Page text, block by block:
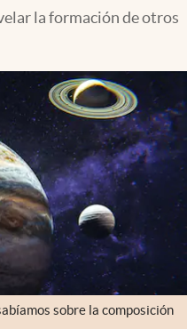
la formación de otros
sobre la composición